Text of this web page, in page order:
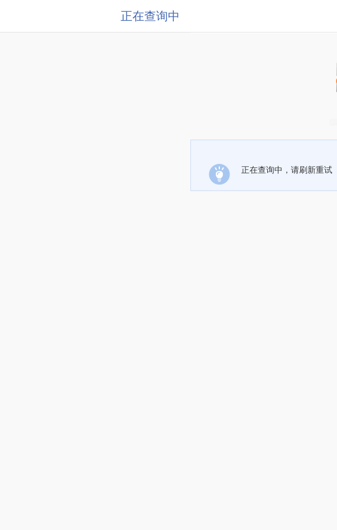
正在查询中
正在查询中，请刷新重试